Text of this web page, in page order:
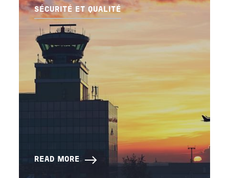
SÉCURITÉ ET QUALITÉ
READ MORE